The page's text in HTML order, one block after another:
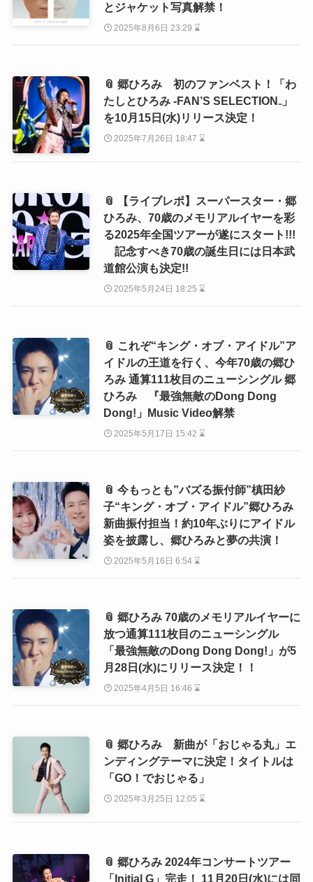
とジャケット写真解禁！
2025年8月6日 23:29 ⌛
📎 郷ひろみ 初のファンベスト！「わ
たしとひろみ -FAN’S SELECTION₋」
を10月15日(水)リリース決定！
2025年7月26日 18:47 ⌛
📎 【ライブレポ】スーパースター・郷
ひろみ、70歳のメモリアルイヤーを彩
る2025年全国ツアーが遂にスタート!!!
記念すべき70歳の誕生日には日本武
道館公演も決定!!
2025年5月24日 18:25 ⌛
📎 これぞ“キング・オブ・アイドル”ア
イドルの王道を行く、今年70歳の郷ひ
ろみ 通算111枚目のニューシングル 郷
ひろみ 『最強無敵のDong Dong
Dong!」Music Video解禁
2025年5月17日 15:42 ⌛
📎 今もっとも”バズる振付師”槙田紗
子“キング・オブ・アイドル”郷ひろみ
新曲振付担当！約10年ぶりにアイドル
姿を披露し、郷ひろみと夢の共演！
2025年5月16日 6:54 ⌛
📎 郷ひろみ 70歳のメモリアルイヤーに
放つ通算111枚目のニューシングル
「最強無敵のDong Dong Dong!」が5
月28日(水)にリリース決定！！
2025年4月5日 16:46 ⌛
📎 郷ひろみ 新曲が「おじゃる丸」エ
ンディングテーマに決定！タイトルは
「GO！でおじゃる」
2025年3月25日 12:05 ⌛
📎 郷ひろみ 2024年コンサートツアー
「Initial G」完走！ 11月20日(水)には同